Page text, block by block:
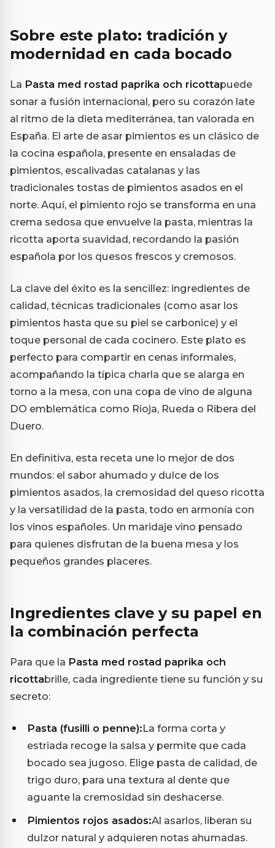
Sobre este plato: tradición y
modernidad en cada bocado
La Pasta med rostad paprika och ricottapuede
sonar a fusión internacional, pero su corazón late
al ritmo de la dieta mediterránea, tan valorada en
España. El arte de asar pimientos es un clásico de
la cocina española, presente en ensaladas de
pimientos, escalivadas catalanas y las
tradicionales tostas de pimientos asados en el
norte. Aquí, el pimiento rojo se transforma en una
crema sedosa que envuelve la pasta, mientras la
ricotta aporta suavidad, recordando la pasión
española por los quesos frescos y cremosos.
La clave del éxito es la sencillez: ingredientes de
calidad, técnicas tradicionales (como asar los
pimientos hasta que su piel se carbonice) y el
toque personal de cada cocinero. Este plato es
perfecto para compartir en cenas informales,
acompañando la típica charla que se alarga en
torno a la mesa, con una copa de vino de alguna
DO emblemática como Rioja, Rueda o Ribera del
Duero.
En definitiva, esta receta une lo mejor de dos
mundos: el sabor ahumado y dulce de los
pimientos asados, la cremosidad del queso ricotta
y la versatilidad de la pasta, todo en armonía con
los vinos españoles. Un maridaje vino pensado
para quienes disfrutan de la buena mesa y los
pequeños grandes placeres.
Ingredientes clave y su papel en
la combinación perfecta
Para que la Pasta med rostad paprika och
ricottabrille, cada ingrediente tiene su función y su
secreto:
Pasta (fusilli o penne):La forma corta y
estriada recoge la salsa y permite que cada
bocado sea jugoso. Elige pasta de calidad, de
trigo duro, para una textura al dente que
aguante la cremosidad sin deshacerse.
Pimientos rojos asados:Al asarlos, liberan su
dulzor natural y adquieren notas ahumadas.